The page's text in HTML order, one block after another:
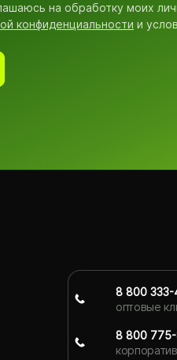
на обработку моих
конфиденциальности и
8 800
оптовые
8 800